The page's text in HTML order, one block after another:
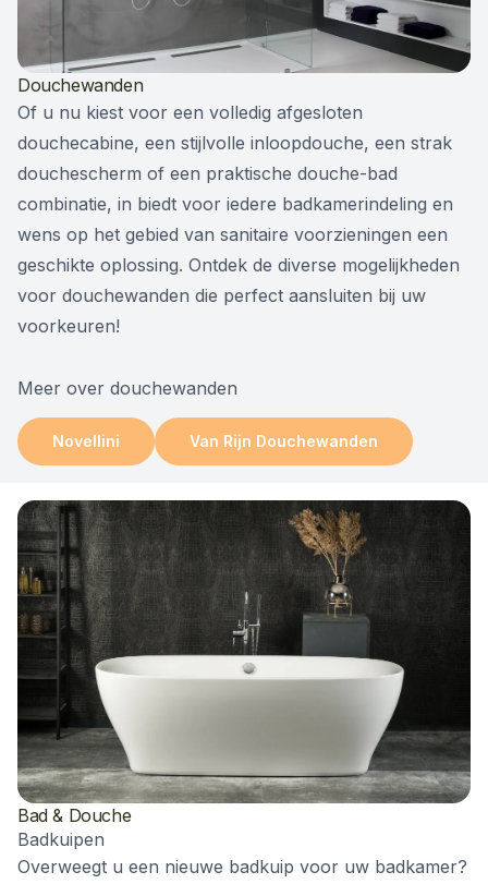
Douchewanden
Of u nu kiest voor een volledig afgesloten
douchecabine, een stijlvolle inloopdouche, een strak
douchescherm of een praktische douche-bad
combinatie, in biedt voor iedere badkamerindeling en
wens op het gebied van sanitaire voorzieningen een
geschikte oplossing. Ontdek de diverse mogelijkheden
voor douchewanden die perfect aansluiten bij uw
voorkeuren!
Meer over douchewanden
Novellini Van Rijn Douchewanden
Bad & Douche
Badkuipen
Overweegt u een nieuwe badkuip voor uw badkamer?